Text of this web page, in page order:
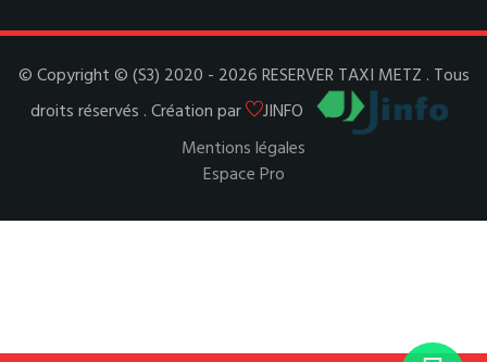
© Copyright © (S3) 2020 - 2026 RESERVER TAXI METZ . Tous
droits réservés . Création par
JINFO
Mentions légales
Espace Pro